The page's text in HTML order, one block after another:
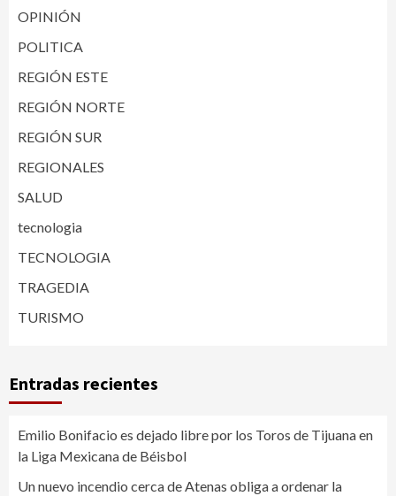
OPINIÓN
POLITICA
REGIÓN ESTE
REGIÓN NORTE
REGIÓN SUR
REGIONALES
SALUD
tecnologia
TECNOLOGIA
TRAGEDIA
TURISMO
Entradas recientes
Emilio Bonifacio es dejado libre por los Toros de Tijuana en
la Liga Mexicana de Béisbol
Un nuevo incendio cerca de Atenas obliga a ordenar la